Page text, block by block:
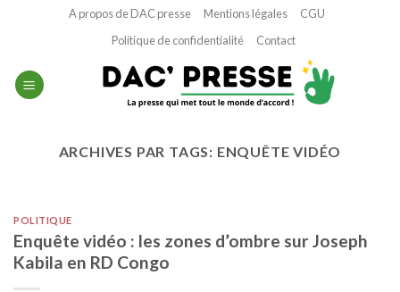
A propos de DAC presse Mentions légales
CGU
Politique de confidentialité
Contact
ARCHIVES PAR TAGS: ENQUÊTE VIDÉO
POLITIQUE
Enquête vidéo : les zones d’ombre sur Joseph
Kabila en RD Congo